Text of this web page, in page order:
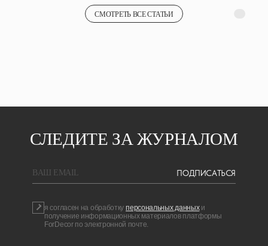
СМОТРЕТЬ ВСЕ СТАТЬИ
СЛЕДИТЕ ЗА ЖУРНАЛОМ
BAШ EMAIL ПОДПИСАТЬСЯ
я согласен на обработку персональных данных и
получение информационных материалов платформы
ForDecor по электронной почте.